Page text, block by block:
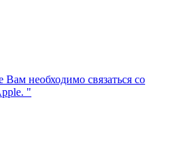
Вам необходимо связаться со
"